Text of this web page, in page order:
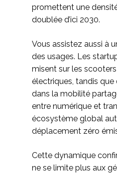
promettent une
doublée d’ici 2030.
Vous assistez aussi à
des usages. Les
misent sur les
électriques, tandis que
dans la mobilité
entre numérique et
écosystème global
déplacement zéro
Cette dynamique
ne se limite plus aux